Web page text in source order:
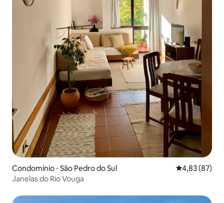
Condomínio ⋅ São Pedro do Sul 4,83 de uma
4,83 (87)
Janelas do Rio Vouga